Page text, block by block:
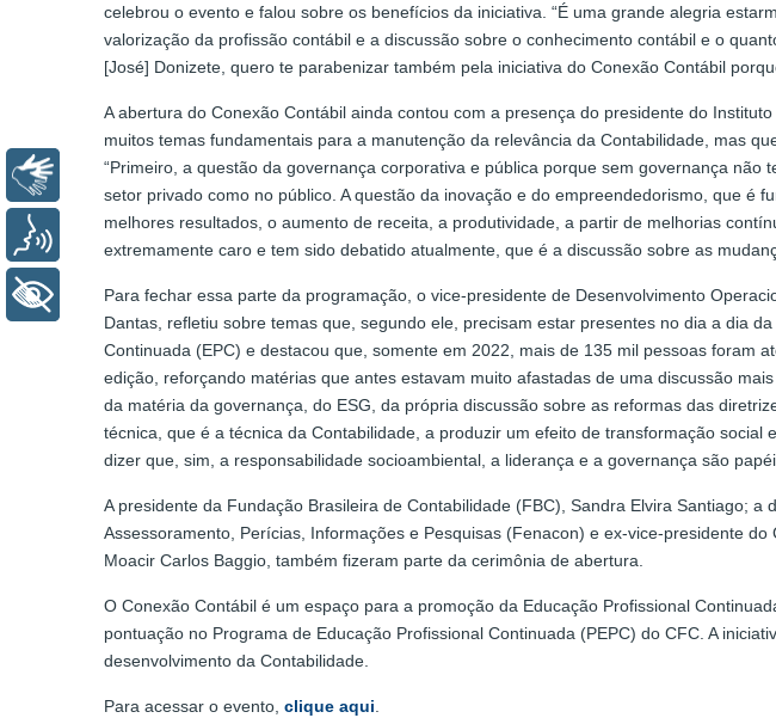
celebrou o evento e falou sobre os benefícios da iniciativa. “É uma grande alegria
valorização da profissão contábil e a discussão sobre o conhecimento contábil e o
[José] Donizete, quero te parabenizar também pela iniciativa do Conexão Contábil
A abertura do Conexão Contábil ainda contou com a presença do presidente do
muitos temas fundamentais para a manutenção da relevância da Contabilidade, mas
“Primeiro, a questão da governança corporativa e pública porque sem governança
setor privado como no público. A questão da inovação e do empreendedorismo, que é
melhores resultados, o aumento de receita, a produtividade, a partir de melhorias
extremamente caro e tem sido debatido atualmente, que é a discussão sobre as
Para fechar essa parte da programação, o vice-presidente de Desenvolvimento
Dantas, refletiu sobre temas que, segundo ele, precisam estar presentes no dia a dia
Continuada (EPC) e destacou que, somente em 2022, mais de 135 mil pessoas foram
edição, reforçando matérias que antes estavam muito afastadas de uma discussão
da matéria da governança, do ESG, da própria discussão sobre as reformas das
técnica, que é a técnica da Contabilidade, a produzir um efeito de transformação
dizer que, sim, a responsabilidade socioambiental, a liderança e a governança são
A presidente da Fundação Brasileira de Contabilidade (FBC), Sandra Elvira Santiago;
Assessoramento, Perícias, Informações e Pesquisas (Fenacon) e ex-vice-presidente
Moacir Carlos Baggio, também fizeram parte da cerimônia de abertura.
O Conexão Contábil é um espaço para a promoção da Educação Profissional
pontuação no Programa de Educação Profissional Continuada (PEPC) do CFC. A
desenvolvimento da Contabilidade.
Para acessar o evento, clique aqui.
Libras
Voz
+ Acessibilidade